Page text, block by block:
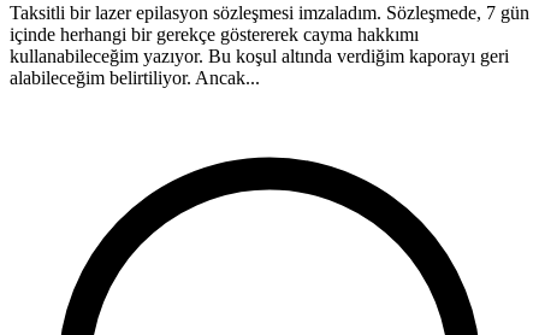
Taksitli bir lazer epilasyon sözleşmesi imzaladım. Sözleşmede, 7 gün
içinde herhangi bir gerekçe göstererek cayma hakkımı
kullanabileceğim yazıyor. Bu koşul altında verdiğim kaporayı geri
alabileceğim belirtiliyor. Ancak...